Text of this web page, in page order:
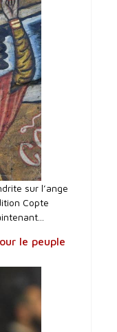
sur l’ange
Copte
le peuple